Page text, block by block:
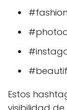
#fashion
Estos